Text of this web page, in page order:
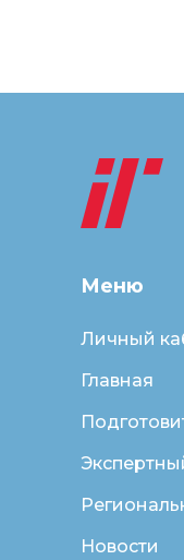
Меню
Главная
Личный
Новости